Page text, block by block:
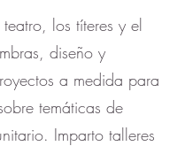
los títeres y el
diseño y
a medida para
temáticas de
Imparto talleres